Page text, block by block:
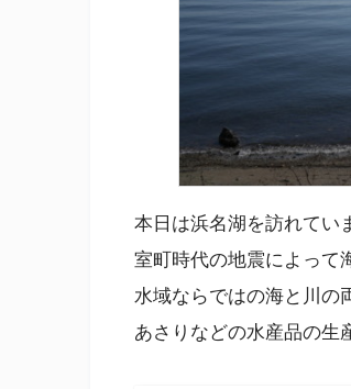
本日は浜名湖を訪れてい
室町時代の地震によって
水域ならではの海と川の
あさりなどの水産品の生